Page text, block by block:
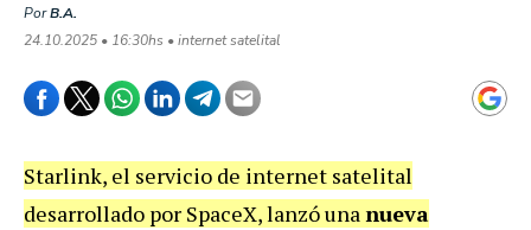
PorB.A.
24.10.2025 • 16:30hs • internet satelital
Starlink, el servicio de internet satelital
desarrollado por SpaceX, lanzó unanueva